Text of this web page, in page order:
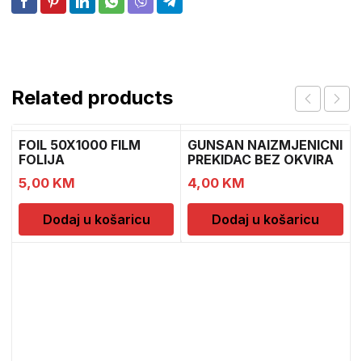
Related products
FOIL 50X1000 FILM
FOLIJA
5,00 KM
Dodaj u košaricu
GUNSAN NAIZMJENICNI
PREKIDAC BEZ OKVIRA
4,00 KM
Dodaj u košaricu